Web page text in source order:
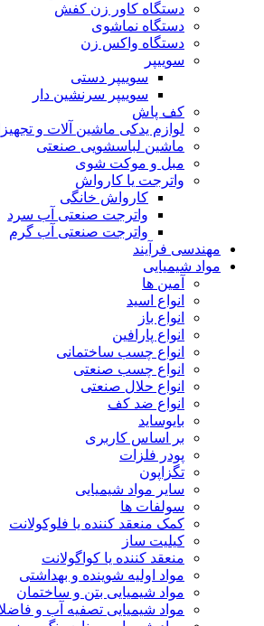
دستگاه کاور زن کفش
دستگاه نماشوی
دستگاه واکس زن
سوییپر
سوییپر دستی
سوییپر سرنشین دار
کف پاش
لوازم یدکی ماشین آلات و
ماشین لباسشویی صنعتی
مبل و موکت شوی
واترجت یا کارواش
کارواش خانگی
واترجت صنعتی آب سرد
واترجت صنعتی آب گرم
مهندسی فرآیند
مواد شیمیایی
آمین ها
انواع اسید
انواع باز
انواع پارافین
انواع چسب ساختمانی
انواع چسب صنعتی
انواع حلال صنعتی
انواع ضد کف
بایوساید
بر اساس کاربری
پودر فلزات
تگزاپون
سایر مواد شیمیایی
سولفات ها
کمک منعقد کننده یا فلوکولانت
کیلیت ساز
منعقد کننده یا کواگولانت
مواد اولیه شوینده و بهداشتی
مواد شیمیایی بتن و ساختمان
مواد شیمیایی تصفیه آب و